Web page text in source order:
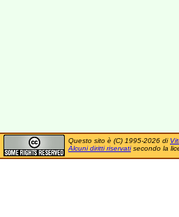
Questo sito è (C) 1995-2026 di
Alcuni diritti riservatisecondo la